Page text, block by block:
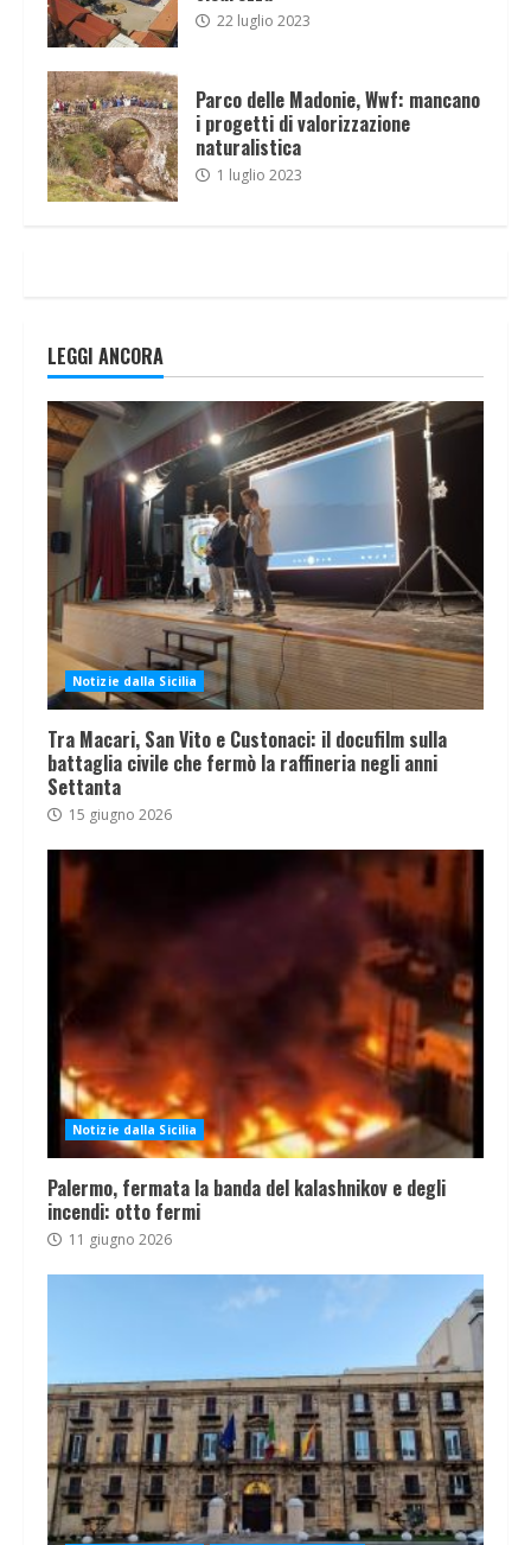
22 luglio 2023
Parco delle Madonie, Wwf: mancano
i progetti di valorizzazione
naturalistica
1 luglio 2023
LEGGI ANCORA
Notizie dalla Sicilia
Tra Macari, San Vito e Custonaci: il docufilm sulla
battaglia civile che fermò la raffineria negli anni
Settanta
15 giugno 2026
Notizie dalla Sicilia
Palermo, fermata la banda del kalashnikov e degli
incendi: otto fermi
11 giugno 2026